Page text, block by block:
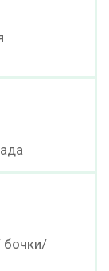
бочки/